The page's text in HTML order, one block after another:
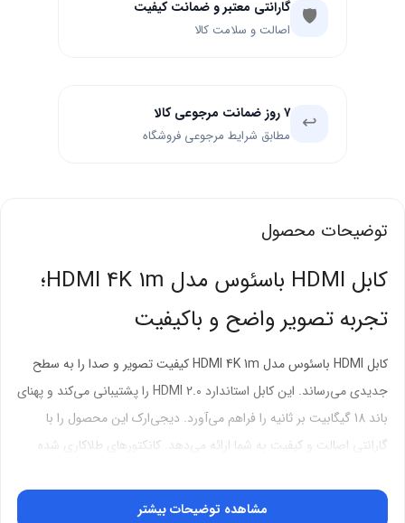
🛡️ گارانتی معتبر و ضمانت کیفیت
اصالت و سلامت کالا
↩️ ۷ روز ضمانت مرجوعی کالا
مطابق شرایط مرجوعی فروشگاه
توضیحات محصول
کابل HDMI باسئوس مدل HDMI 4K 1m؛
تجربه تصویر واضح و باکیفیت
کابل HDMI باسئوس مدل HDMI 4K 1m کیفیت تصویر و صدا را به سطح
جدیدی می‌رساند. این کابل استاندارد HDMI 2.0 را پشتیبانی می‌کند و پهنای
باند 18 گیگابیت بر ثانیه را فراهم می‌آورد. دیجی‌ارک این محصول را با
گارانتی اصالت و کیفیت به شما ارائه می‌دهد. کانکتورهای طلاکاری شده
مشاهده توضیحات بیشتر